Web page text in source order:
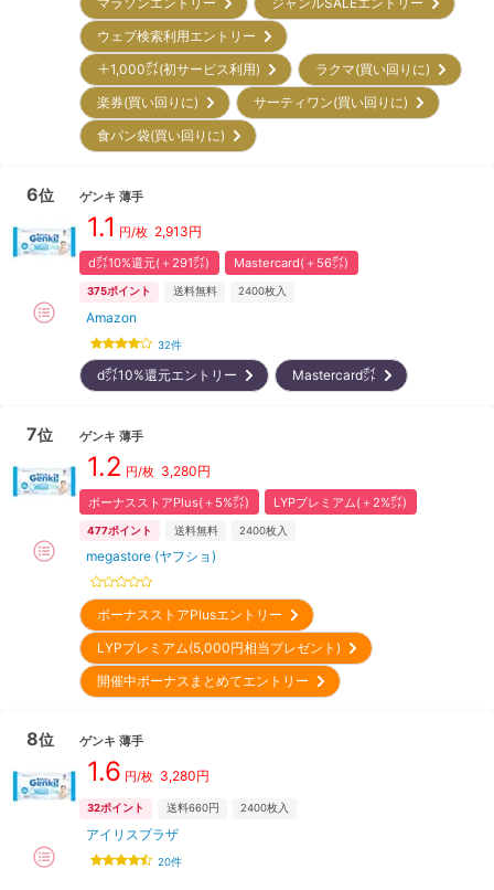
ウェブ検索利用エントリー
＋1,000㌽(初サービス利用)
ラクマ(買い回りに)
楽券(買い回りに)
サーティワン(買い回りに)
食パン袋(買い回りに)
6位 ゲンキ 薄手
1.1 円/枚 2,913円
d㌽10%還元(＋291㌽) Mastercard(＋56㌽)
375ポイント 送料無料 2400枚入
Amazon
32件
d㌽10%還元エントリー Mastercard㌽
7位 ゲンキ 薄手
1.2 円/枚 3,280円
ボーナスストアPlus(＋5%㌽) LYPプレミアム(＋2%㌽)
477ポイント 送料無料 2400枚入
megastore (ヤフショ)
ボーナスストアPlusエントリー
LYPプレミアム(5,000円相当プレゼント)
開催中ボーナスまとめてエントリー
8位 ゲンキ 薄手
1.6 円/枚 3,280円
32ポイント 送料660円 2400枚入
アイリスプラザ
20件